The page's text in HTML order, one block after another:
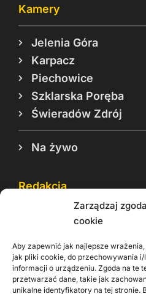
Zarządzaj
cookie
Aby zapewnić jak najlepsze
jak pliki cookie, do przechowywania
informacji o urządzeniu. Zgoda na te
przetwarzać dane, takie jak
unikalne identyfikatory na tej stronie.
Kamery
Jelenia Góra
Karpacz
Piechowice
Szklarska Poręba
Świeradów Zdrój
Na żywo
Redakcja
Reklama
Rodo
Kontakt